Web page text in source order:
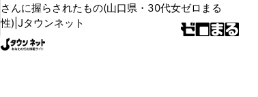
さんに握らされたもの(山口県・30代女
性)|Jタウンネット
ゼロまる